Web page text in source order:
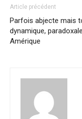
Article précédent
Parfois abjecte mais
dynamique, paradoxale
Amérique